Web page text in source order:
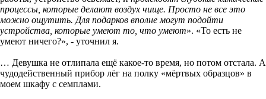
процессы, которые делают воздух чище. Просто не все это
можно ощутить. Для подарков вполне могут подойти
устройства, которые умеют то, что умеют». «То есть не
умеют ничего?», - уточнил я.
… Девушка не отлипала ещё какое-то время, но потом отстала. А
чудодейственный прибор лёг на полку «мёртвых образцов» в
моем шкафу с семплами.